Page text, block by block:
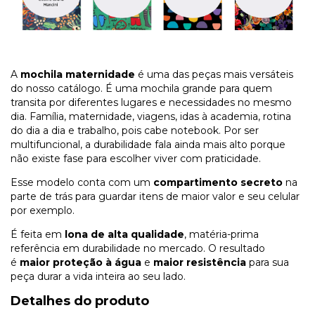
A mochila maternidade é uma das peças mais versáteis
do nosso catálogo. É uma mochila grande para quem
transita por diferentes lugares e necessidades no mesmo
dia. Família, maternidade, viagens, idas à academia, rotina
do dia a dia e trabalho, pois cabe notebook. Por ser
multifuncional, a durabilidade fala ainda mais alto porque
não existe fase para escolher viver com praticidade.
Esse modelo conta com um compartimento secreto na
parte de trás para guardar itens de maior valor e seu celular
por exemplo.
É feita em lona de alta qualidade, matéria-prima
referência em durabilidade no mercado. O resultado
é maior proteção à água e maior resistência para sua
peça durar a vida inteira ao seu lado.
Detalhes do produto